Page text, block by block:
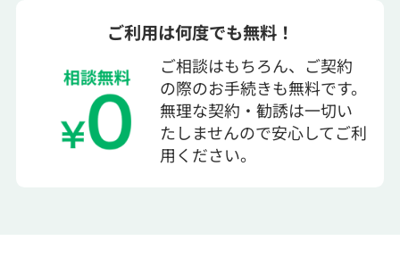
ご相談はもちろん、ご契約
の際のお手続きも無料です。
無理な契約・勧誘は一切い
たしませんので安心してご利
用ください。
ご利用は何度でも無料！